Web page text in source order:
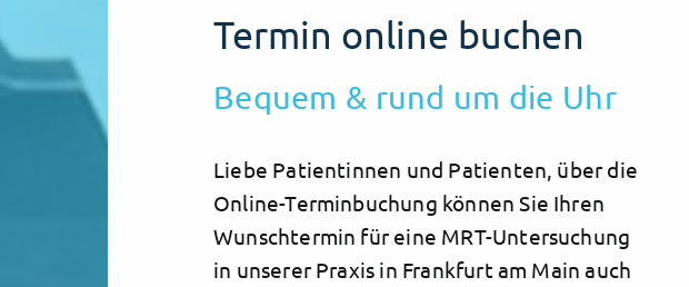
Termin online buchen
Bequem & rund um die Uhr
Liebe Patientinnen und Patienten, über die
Online-Terminbuchung können Sie Ihren
Wunschtermin für eine MRT-Untersuchung
in unserer Praxis in Frankfurt am Main auch